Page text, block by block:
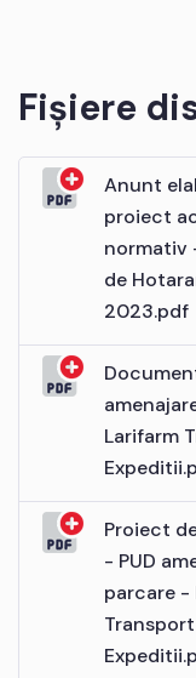
Fișiere
Anunt
proiect
normativ
de
2023.pdf
Larifarm
Proiect
- PUD
parcare -
Transport